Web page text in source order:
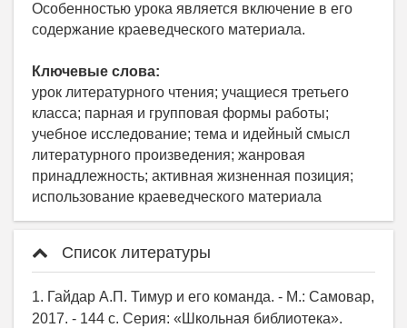
Особенностью урока является включение в его
содержание краеведческого материала.
Ключевые слова:
урок литературного чтения; учащиеся третьего
класса; парная и групповая формы работы;
учебное исследование; тема и идейный смысл
литературного произведения; жанровая
принадлежность; активная жизненная позиция;
использование краеведческого материала
Список литературы
1. Гайдар А.П. Тимур и его команда. - М.: Самовар,
2017. - 144 с. Серия: «Школьная библиотека».